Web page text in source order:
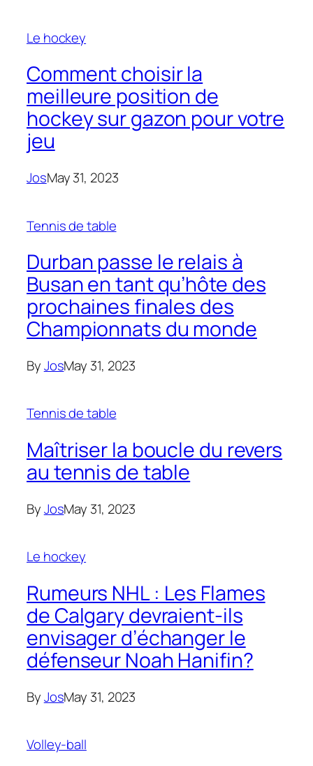
Le hockey
Comment choisir la
meilleure position de
hockey sur gazon pour votre
jeu
JosMay 31, 2023
Tennis de table
Durban passe le relais à
Busan en tant qu’hôte des
prochaines finales des
Championnats du monde
ByJosMay 31, 2023
Tennis de table
Maîtriser la boucle du revers
au tennis de table
ByJosMay 31, 2023
Le hockey
Rumeurs NHL : Les Flames
de Calgary devraient-ils
envisager d’échanger le
défenseur Noah Hanifin?
ByJosMay 31, 2023
Volley-ball